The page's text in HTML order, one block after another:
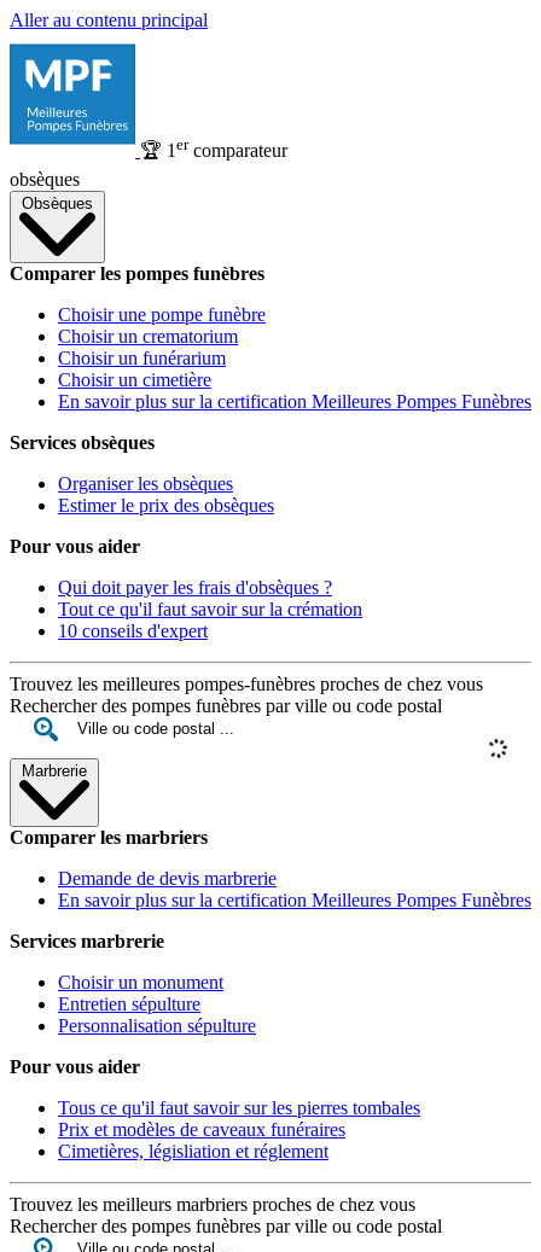
Aller au contenu principal
🏆 1 ercomparateur
obsèques
Obsèques
Comparer les pompes funèbres
Choisir une pompe funèbre
Choisir un crematorium
Choisir un funérarium
Choisir un cimetière
En savoir plus sur la certification Meilleures Pompes Funèbres
Services obsèques
Organiser les obsèques
Estimer le prix des obsèques
Pour vous aider
Qui doit payer les frais d'obsèques ?
Tout ce qu'il faut savoir sur la crémation
10 conseils d'expert
Trouvez les meilleures pompes-funèbres proches de chez vous
Rechercher des pompes funèbres par ville ou code postal
Marbrerie
Comparer les marbriers
Demande de devis marbrerie
En savoir plus sur la certification Meilleures Pompes Funèbres
Services marbrerie
Choisir un monument
Entretien sépulture
Personnalisation sépulture
Pour vous aider
Tous ce qu'il faut savoir sur les pierres tombales
Prix et modèles de caveaux funéraires
Cimetières, législiation et réglement
Trouvez les meilleurs marbriers proches de chez vous
Rechercher des pompes funèbres par ville ou code postal